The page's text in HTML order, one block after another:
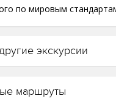
по мировым
экскурсии
маршруты